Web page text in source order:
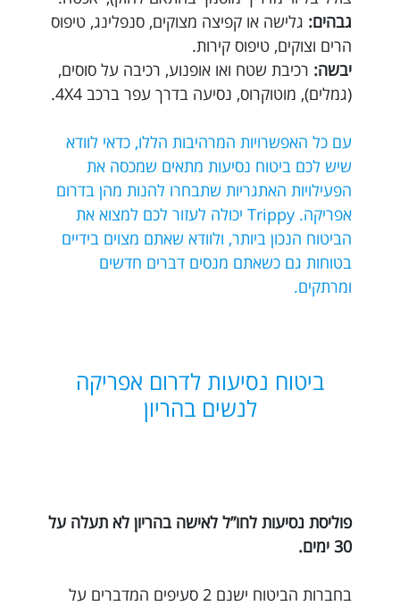
גבהים: גלישה או קפיצה מצוקים, סנפלינג, טיפוס
הרים וצוקים, טיפוס קירות.
יבשה: רכיבת שטח ואו אופנוע, רכיבה על סוסים,
(גמלים), מוטוקרוס, נסיעה בדרך עפר ברכב 4X4.
עם כל האפשרויות המרהיבות הללו, כדאי לוודא
שיש לכם ביטוח נסיעות מתאים שמכסה את
הפעילויות האתגריות שתבחרו להנות מהן בדרום
אפריקה. Trippy יכולה לעזור לכם למצוא את
הביטוח הנכון ביותר, ולוודא שאתם מצוים בידיים
בטוחות גם כשאתם מנסים דברים חדשים
ומרתקים.
ביטוח נסיעות לדרום אפריקה
לנשים בהריון
פוליסת נסיעות לחו”ל לאישה בהריון לא תעלה על
30 ימים.
בחברות הביטוח ישנם 2 סעיפים המדברים על